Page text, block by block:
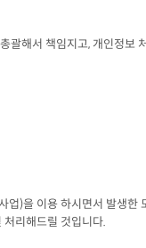
해서 책임지고, 개인정보
)을 이용 하시면서 발생한
리해드릴 것입니다.